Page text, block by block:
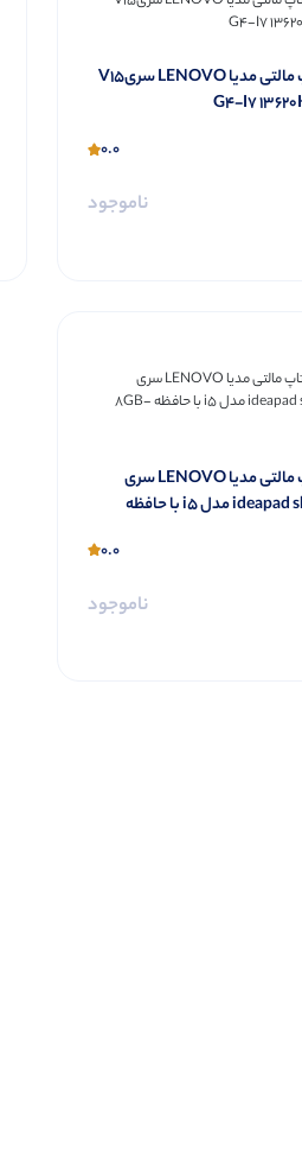
لپ تاپ مالتی مدیا LENOVO سریV15
0.0
ناموجود
لپ تاپ مالتی مدیا LENOVO سری
ideapad slim-3 مدل i5 با حافظه
0.0
ناموجود